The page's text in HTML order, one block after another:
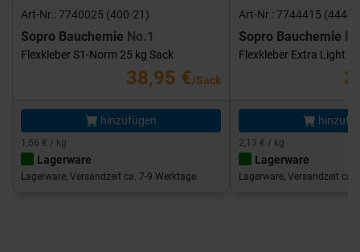
Art-Nr.: 7740025 (400-21)
Sopro Bauchemie No.1
Flexkleber S1-Norm 25 kg Sack
38,95 €/Sack
hinzufügen
1,56 € / kg
Lagerware
Lagerware, Versandzeit ca. 7-9 Werktage
Art-Nr.: 7744415 (444-
Sopro Bauchemie
Flexkleber Extra Light
2,13 € / kg
Lagerware
Lagerware, Versandzeit ca.